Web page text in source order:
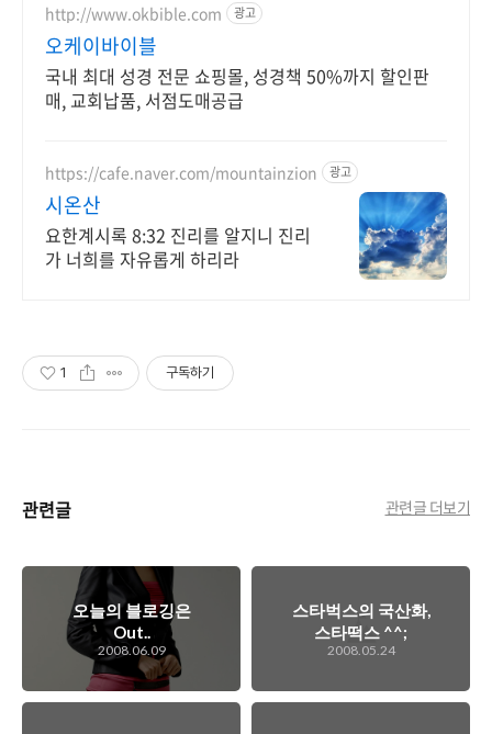
http://www.okbible.com 광고
오케이바이블
국내 최대 성경 전문 쇼핑몰, 성경책 50%까지 할인판
매, 교회납품, 서점도매공급
https://cafe.naver.com/mountainzion 광고
시온산
요한계시록 8:32 진리를 알지니 진리
가 너희를 자유롭게 하리라
1 구독하기
관련글 관련글 더보기
오늘의 블로깅은
Out..
2008.06.09
스타벅스의 국산화,
스타떡스 ^^;
2008.05.24